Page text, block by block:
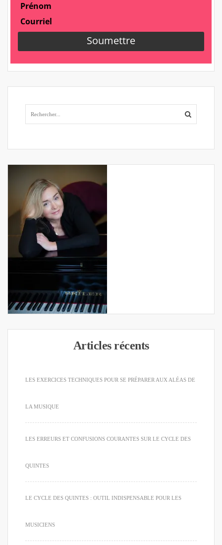
Articles récents
LES EXERCICES TECHNIQUES POUR SE PRÉPARER AUX ALÉAS DE
LA MUSIQUE
LES ERREURS ET CONFUSIONS COURANTES SUR LE CYCLE DES
QUINTES
LE CYCLE DES QUINTES : OUTIL INDISPENSABLE POUR LES
MUSICIENS